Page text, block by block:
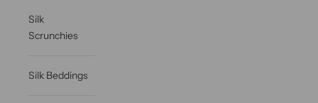
Silk
Scrunchies
Silk Beddings